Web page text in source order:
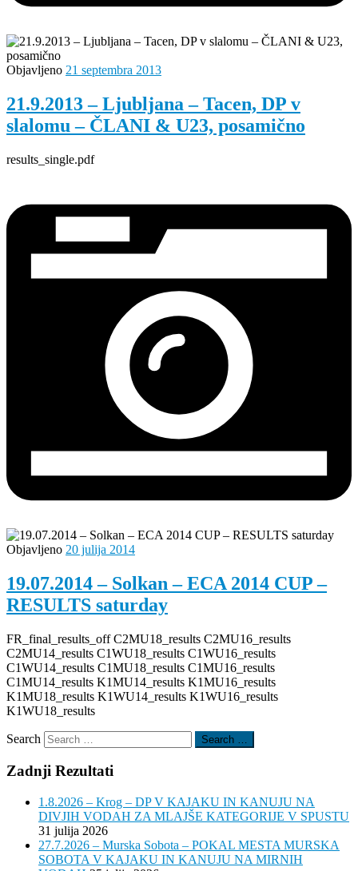
Objavljeno 21 septembra 2013
21.9.2013 – Ljubljana – Tacen, DP v
slalomu – ČLANI & U23, posamično
results_single.pdf
Objavljeno 20 julija 2014
19.07.2014 – Solkan – ECA 2014 CUP –
RESULTS saturday
FR_final_results_off C2MU18_results C2MU16_results
C2MU14_results C1WU18_results C1WU16_results
C1WU14_results C1MU18_results C1MU16_results
C1MU14_results K1MU14_results K1MU16_results
K1MU18_results K1WU14_results K1WU16_results
K1WU18_results
Search Search …
Zadnji Rezultati
1.8.2026 – Krog – DP V KAJAKU IN KANUJU NA
DIVJIH VODAH ZA MLAJŠE KATEGORIJE V SPUSTU
31 julija 2026
27.7.2026 – Murska Sobota – POKAL MESTA MURSKA
SOBOTA V KAJAKU IN KANUJU NA MIRNIH